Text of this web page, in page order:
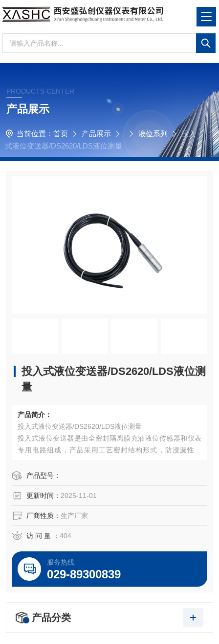
PRODUCTS CENTER
产品展示
当前位置： 首页 产品展示 液位系列
投入
式液位变送器/DS2620/LDS液位测量
投入式液位变送器/DS2620/LDS液位测
量
产品简介：
投入式液位变送器/DS2620/LDS液位测量
投入式液位变送器是由全密封隔离膜充油液位传感器和仪表
专用电路组成，产品采用工艺密封结构形式，防浸漏性能
好、寿命长、安装方便等优点。
产品型号：
更新时间： 2025-11-01
厂商性质： 生产厂家
访 问 量 ： 404
服务热线
029-89300839
产品分类